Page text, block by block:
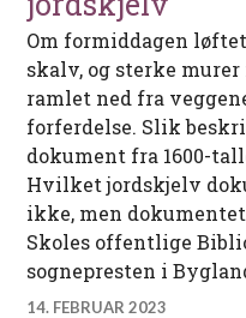
Om formiddagen
skalv, og sterke
ramlet ned fra
forferdelse. Slik
dokument fra 1600-
Hvilket jordskjelv
ikke, men
Skoles offentlige
sognepresten i
14. FEBRUAR 2023